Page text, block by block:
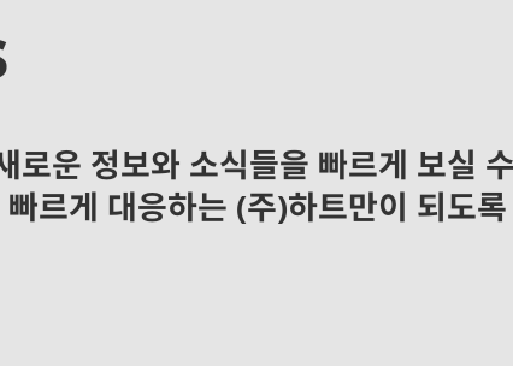
로운 정보와 소식들을 빠르게 보실
르게 대응하는 (주)하트만이 되도